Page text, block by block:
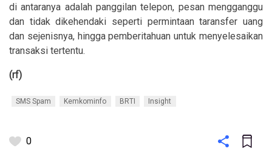
di antaranya adalah panggilan telepon, pesan mengganggu
dan tidak dikehendaki seperti permintaan taransfer uang
dan sejenisnya, hingga pemberitahuan untuk menyelesaikan
transaksi tertentu.
(rf)
SMS Spam Kemkominfo BRTI Insight
0